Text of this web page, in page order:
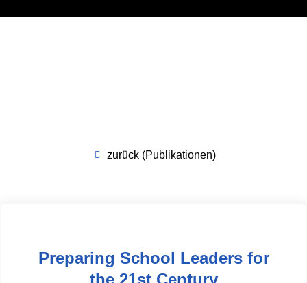
zurück (Publikationen)
Preparing School Leaders for